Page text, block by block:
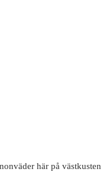
här på